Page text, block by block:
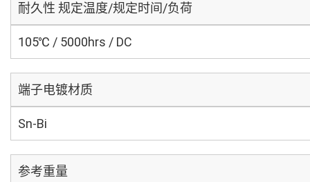
耐久性 规定温度/规定时间/负荷
105℃ / 5000hrs / DC
端子电镀材质
Sn-Bi
参考重量